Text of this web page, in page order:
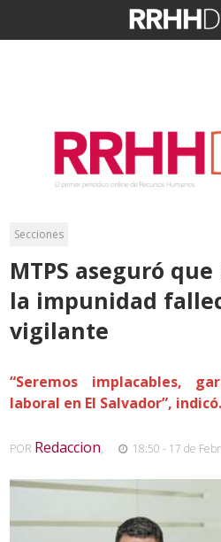
Secciones
MTPS aseguró
la impunidad
vigilante
“Seremos implacables,
laboral en El Salvador”, indicó.
POR Redaccion, 18:50 - 17 de